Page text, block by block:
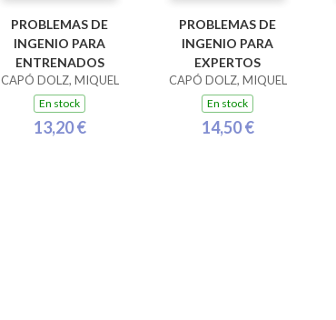
PROBLEMAS DE
INGENIO PARA
ENTRENADOS
CAPÓ DOLZ, MIQUEL
En stock
13,20 €
PROBLEMAS DE
INGENIO PARA
EXPERTOS
CAPÓ DOLZ, MIQUEL
En stock
14,50 €